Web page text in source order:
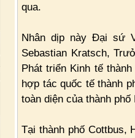
qua.
Nhân dịp này Đại sứ
Sebastian Kratsch,
Phát triển Kinh tế
hợp tác quốc tế thành
toàn diện của thành
Tại thành phố Cottbus,